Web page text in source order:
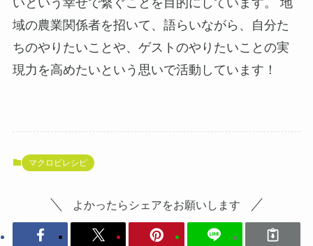
域の農業関係者を招いて、語らいながら、自分た
ちのやりたいことや、ゲストのやりたいことの実
現力を高めたいという思いで活動しています！
マクロビレシピ
よかったらシェアをお願いします